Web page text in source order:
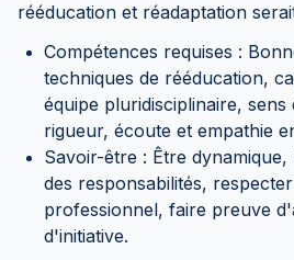
rééducation et réadaptation
Compétences requises :
techniques de rééducation,
équipe pluridisciplinaire,
rigueur, écoute et empathie
Savoir-être : Être
des responsabilités,
professionnel, faire preuve
d'initiative.